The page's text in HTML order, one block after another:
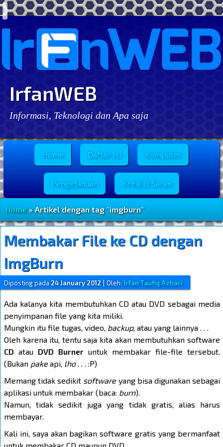
IrfanWEB
Informasi, Teknologi dan Apa saja
Menu Utama
Home Daftar Isi Komputer
Pengetahuan Kritik & Saran
Home» Artikel dengan tag "imgburn"
Membakar File ke CD dengan
ImgBurn
Diposting pada24 January 2012 Oleh:Irfan Taufiq Azhari
Ada kalanya kita membutuhkan CD atau DVD sebagai media
penyimpanan file yang kita miliki.
Mungkin itu file tugas, video, backup, atau yang lainnya . . .
Oleh karena itu, tentu saja kita akan membutuhkan software
CD atau DVD Burner untuk membakar file-file tersebut.
(Bukan pakeapi, lho. . . :P)
Memang tidak sedikit softwareyang bisa digunakan sebagai
aplikasi untuk membakar (baca: burn).
Namun, tidak sedikit juga yang tidak gratis, alias harus
membayar.
Kali ini, saya akan bagikan software gratis yang bermanfaat